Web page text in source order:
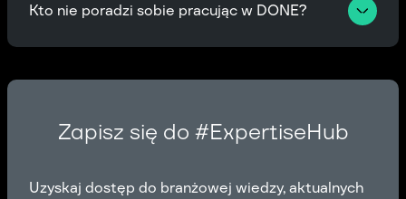
Kto nie poradzi sobie pracując w DONE?
Zapisz się do #ExpertiseHub
Uzyskaj dostęp do branżowej wiedzy, aktualnych